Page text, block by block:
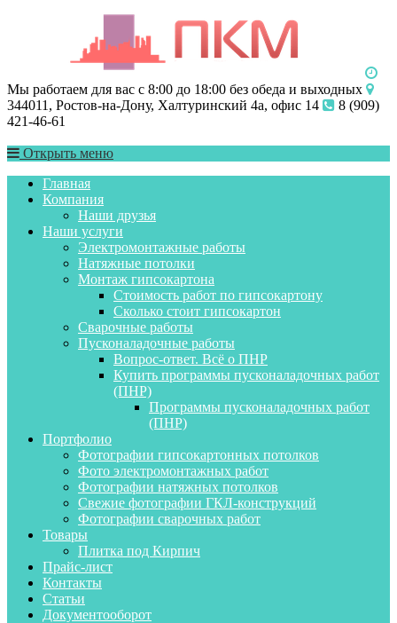
Мы работаем для вас с 8:00 до 18:00 без обеда и выходных
344011, Ростов-на-Дону, Халтуринский 4а, офис 14
8 (909)
421-46-61
Открыть меню
Главная
Компания
Наши друзья
Наши услуги
Электромонтажные работы
Натяжные потолки
Монтаж гипсокартона
Стоимость работ по гипсокартону
Сколько стоит гипсокартон
Сварочные работы
Пусконаладочные работы
Вопрос-ответ. Всё о ПНР
Купить программы пусконаладочных работ
(ПНР)
Программы пусконаладочных работ
(ПНР)
Портфолио
Фотографии гипсокартонных потолков
Фото электромонтажных работ
Фотографии натяжных потолков
Свежие фотографии ГКЛ-конструкций
Фотографии сварочных работ
Товары
Плитка под Кирпич
Прайс-лист
Контакты
Статьи
Документооборот